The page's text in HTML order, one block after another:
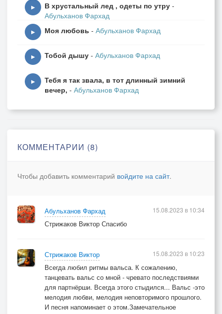
Где же теперь, наши корнеты
В странах каких, каких городах
Давно генералы седые ,в летах
Скупы и коротки любви куплеты
Как время уходит ,не замечаю
Тебя рядом нет, я не летаю
Как время уходит ,не замечаю.
▶ В хрустальный лед , одеты по утру -
Абульханов Фархад
▶ Моя любовь - Абульханов Фархад
▶ Тобой дышу - Абульханов Фархад
▶
Тебя я так звала, в тот длинный зимний
вечер, - Абульханов Фархад
КОММЕНТАРИИ (8)
Чтобы добавить комментарий войдите на сайт.
Абульханов Фархад
Стрижаков Виктор Спасибо
15.08.2023 в 10:34
Стрижаков Виктор
Всегда любил ритмы вальса. К сожалению,
танцевать вальс со мной - чревато последствиями
для партнёрши. Всегда этого стыдился... Вальс -это
мелодия любви, мелодия неповторимого прошлого.
И песня напоминает о этом.Замечательное
15.08.2023 в 10:23